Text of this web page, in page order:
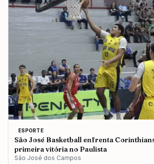
ESPORTE
São José Basketball enfrenta
primeira vitória no Paulista
São José dos Campos